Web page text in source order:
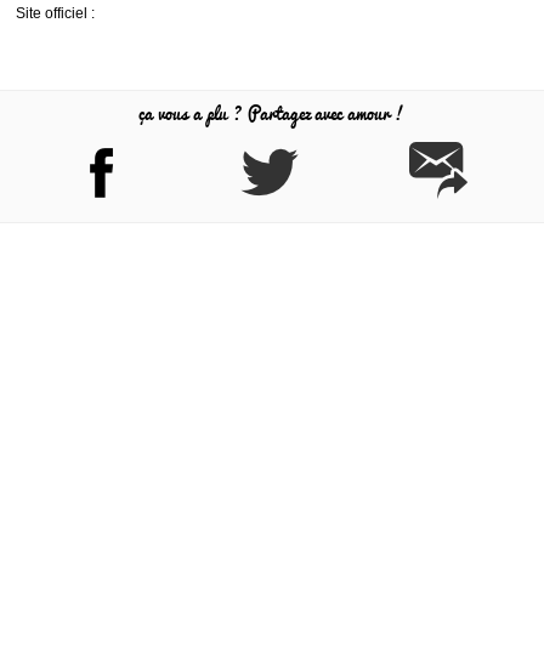
Site officiel :
ça vous a plu ? Partagez avec amour !